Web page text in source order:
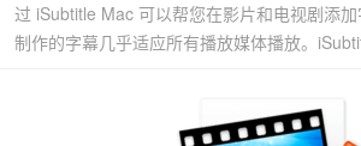
过 iSubtitle Mac 可以帮您在影片和电视剧添
制作的字幕几乎适应所有播放媒体播放。